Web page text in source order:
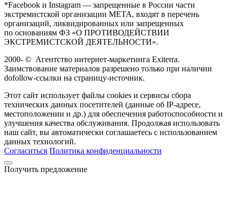
*Facebook и Instagram — запрещенные в России части
экстремистской организации META, входят в перечень
организаций, ликвидированных или запрещенных
по основаниям ФЗ «О ПРОТИВОДЕЙСТВИИ
ЭКСТРЕМИСТСКОЙ ДЕЯТЕЛЬНОСТИ».
2000- © Агентство интернет-маркетинга Exiterra.
Заимствование материалов разрешено только при наличии
dofollow-ссылки на страницу-источник.
Этот сайт использует файлы cookies и сервисы сбора
технических данных посетителей (данные об IP-адресе,
местоположении и др.) для обеспечения работоспособности и
улучшения качества обслуживания. Продолжая использовать
наш сайт, вы автоматически соглашаетесь с использованием
данных технологий.
Согласиться Политика конфиденциальности
Получить предложение